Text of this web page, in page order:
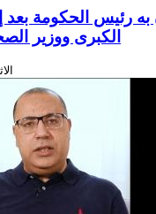
به رئيس الحكومة بعد
الكبرى ووزير
الاثنين،